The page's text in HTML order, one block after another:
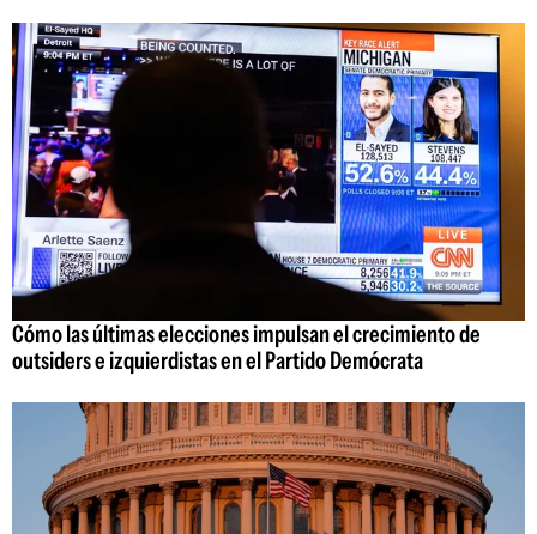
Cómo las últimas elecciones impulsan el crecimiento de
outsiders e izquierdistas en el Partido Demócrata